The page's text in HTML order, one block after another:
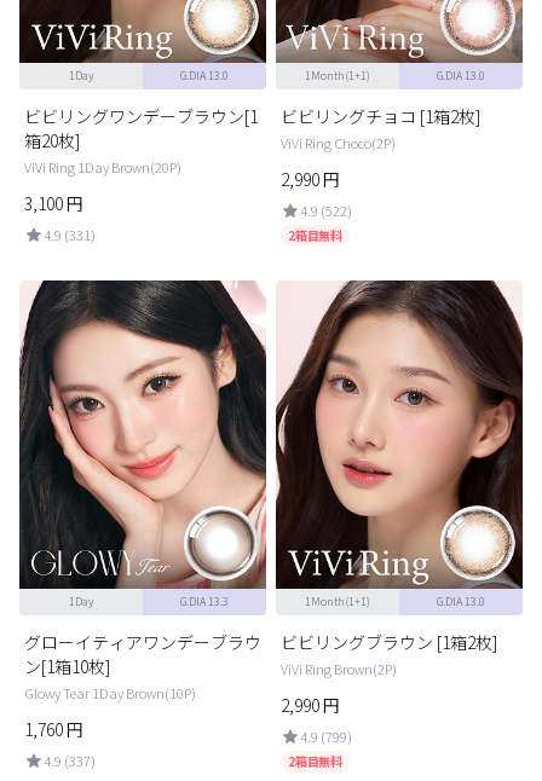
1Day G.DIA 13.0
ビビリングワンデーブラウン[1
箱20枚]
ViVi Ring 1Day Brown(20P)
3,100円
4.9 (331)
1Month(1+1) G.DIA 13.0
ビビリングチョコ [1箱2枚]
ViVi Ring Choco(2P)
2,990円
4.9 (522)
2箱目無料
1Day G.DIA 13.3
グローイティアワンデーブラウ
ン[1箱10枚]
Glowy Tear 1Day Brown(10P)
1,760円
4.9 (337)
1Month(1+1) G.DIA 13.0
ビビリングブラウン [1箱2枚]
ViVi Ring Brown(2P)
2,990円
4.9 (799)
2箱目無料